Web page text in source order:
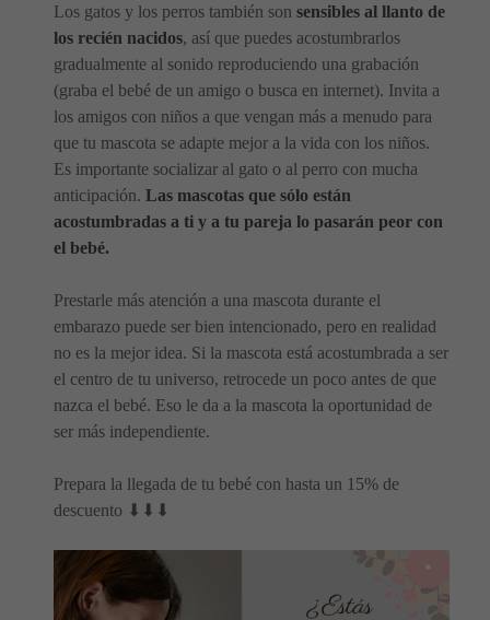
Los gatos y los perros también son sensibles al llanto de
los recién nacidos, así que puedes acostumbrarlos
gradualmente al sonido reproduciendo una grabación
(graba el bebé de un amigo o busca en internet). Invita a
los amigos con niños a que vengan más a menudo para
que tu mascota se adapte mejor a la vida con los niños.
Es importante socializar al gato o al perro con mucha
anticipación. Las mascotas que sólo están
acostumbradas a ti y a tu pareja lo pasarán peor con
el bebé.
Prestarle más atención a una mascota durante el
embarazo puede ser bien intencionado, pero en realidad
no es la mejor idea. Si la mascota está acostumbrada a ser
el centro de tu universo, retrocede un poco antes de que
nazca el bebé. Eso le da a la mascota la oportunidad de
ser más independiente.
Prepara la llegada de tu bebé con hasta un 15% de
descuento ⬇⬇⬇